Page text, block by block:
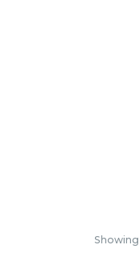
Showing